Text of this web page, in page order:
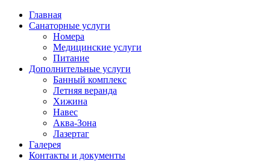
Главная
Санаторные услуги
Номера
Медицинские услуги
Питание
Дополнительные услуги
Банный комплекс
Летняя веранда
Хижина
Навес
Аква-Зона
Лазертаг
Галерея
Контакты и документы